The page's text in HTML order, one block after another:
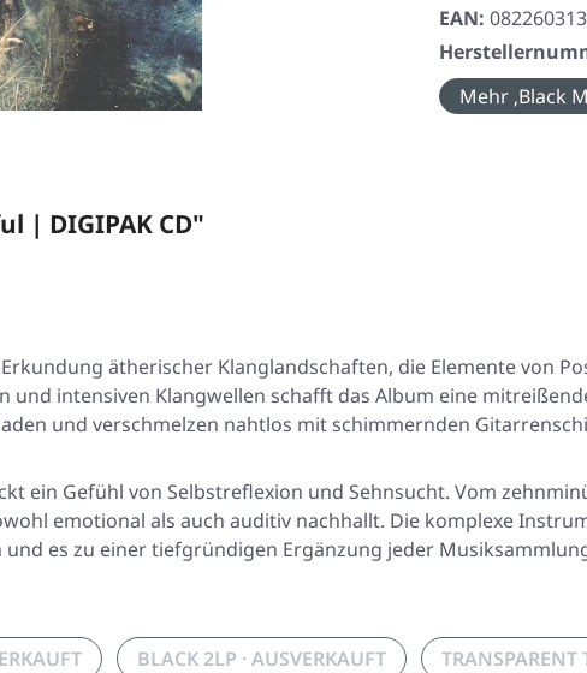
EAN:
Mehr ‚Black
| DIGIPAK CD"
ätherischer Klanglandschaften, die Elemente von
intensiven Klangwellen schafft das Album eine
und verschmelzen nahtlos mit schimmernden
ein Gefühl von Selbstreflexion und Sehnsucht. Vom
emotional als auch auditiv nachhallt. Die komplexe
es zu einer tiefgründigen Ergänzung jeder
BLACK 2LP · AUSVERKAUFT TRANSPARENT